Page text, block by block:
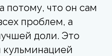
потому, что он сам
проблем, а
доли. Это
кульминацией